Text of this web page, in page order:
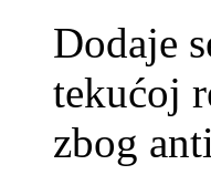
Dodaje
tekućoj
zbog